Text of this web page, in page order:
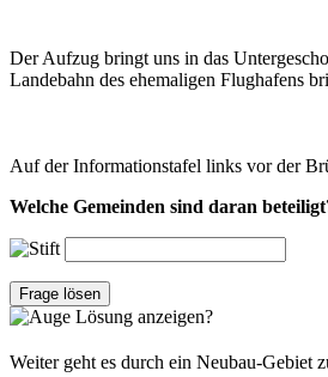
Der Aufzug bringt uns in das
Landebahn des ehemaligen Flughafens
Auf der Informationstafel links vor der
Welche Gemeinden sind daran
Frage lösen
Lösung anzeigen?
Weiter geht es durch ein Neubau-Gebiet